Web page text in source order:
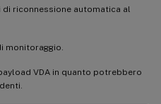
di riconnessione automatica al
monitoraggio.
VDA in quanto potrebbero